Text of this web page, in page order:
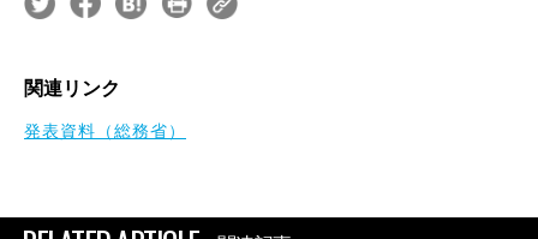
関連リンク
発表資料（総務省）